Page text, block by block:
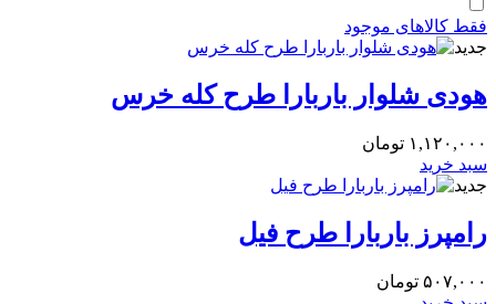
فقط کالاهای موجود
جدید
هودی شلوار باربارا طرح کله خرس
۱,۱۲۰,۰۰۰ تومان
سبد خرید
جدید
رامپرز باربارا طرح فیل
۵۰۷,۰۰۰ تومان